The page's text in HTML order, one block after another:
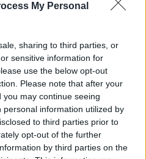
My Personal
sharing to third parties, or
sensitive information for
use the below opt-out
Please note that after your
may continue seeing
information utilized by
to third parties prior to
opt-out of the further
by third parties on the
bycie